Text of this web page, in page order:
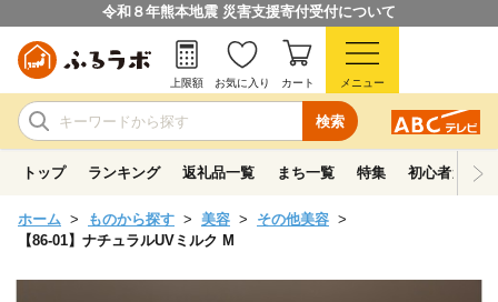
令和８年熊本地震 災害支援寄付受付について
検索
上限額 お気に入り カート メニュー
トップ ランキング 返礼品一覧 まち一覧 特集 初心者ガイド
ホーム ものから探す 美容
その他美容
【86-01】ナチュラルUVミルク M